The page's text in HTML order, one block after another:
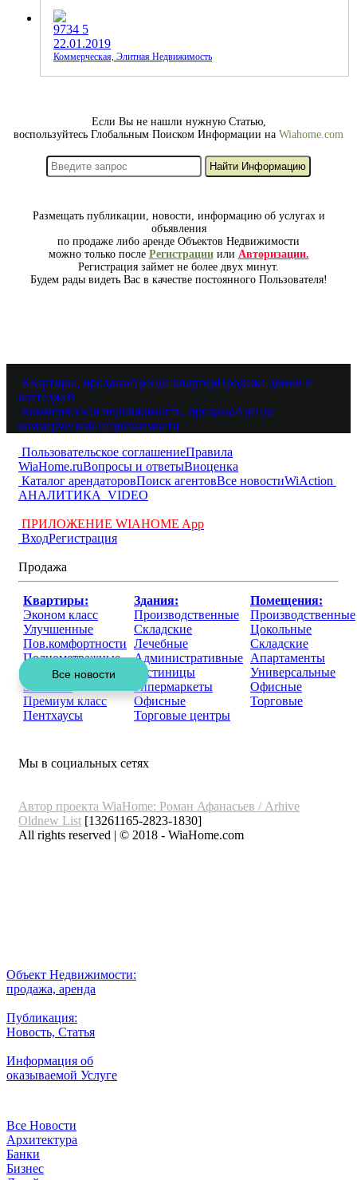
9734 5
22.01.2019
Коммерческая, Элитная Недвижимость
Если Вы не нашли нужную Статью,
воспользуйтесь Глобальным Поиском Информации на Wiahome.com
Размещать публикации, новости, информацию об услугах и
объявления
по продаже либо аренде Объектов Недвижимости
можно только после Регистрацииили Авторизации.
Регистрация займет не более двух минут.
Будем рады видеть Вас в качестве постоянного Пользователя!
Квартиры, продажаАренда квартирПродажа домов и
коттеджей
Коммерческая недвижимость, продажаАренда
коммерческой недвижимости
Пользовательское соглашениеПравила
WiaHome.ruВопросы и ответыВиоценка
Каталог арендаторовПоиск агентовВсе новостиWiAction
АНАЛИТИКА VIDEO
ПРИЛОЖЕНИЕ WIAHOME App
ВходРегистрация
Продажа
Квартиры:
Эконом класс
Улучшенные
Пов.комфортности
Полнометражные
Бизнес класс
Элитные
Премиум класс
Пентхаусы
Здания:
Производственные
Складские
Лечебные
Административные
Гостиницы
Гипермаркеты
Офисные
Торговые центры
Помещения:
Производственные
Цокольные
Складские
Апартаменты
Универсальные
Офисные
Торговые
Мы в социальных сетях
Автор проекта WiaHome: Роман Афанасьев / Arhive
Oldnew List [13261165-2823-1830]
All rights reserved | © 2018 - WiaHome.com
Объект Недвижимости:
продажа, аренда
Публикация:
Новость, Статья
Информация об
оказываемой Услуге
Все Новости
Архитектура
Банки
Бизнес